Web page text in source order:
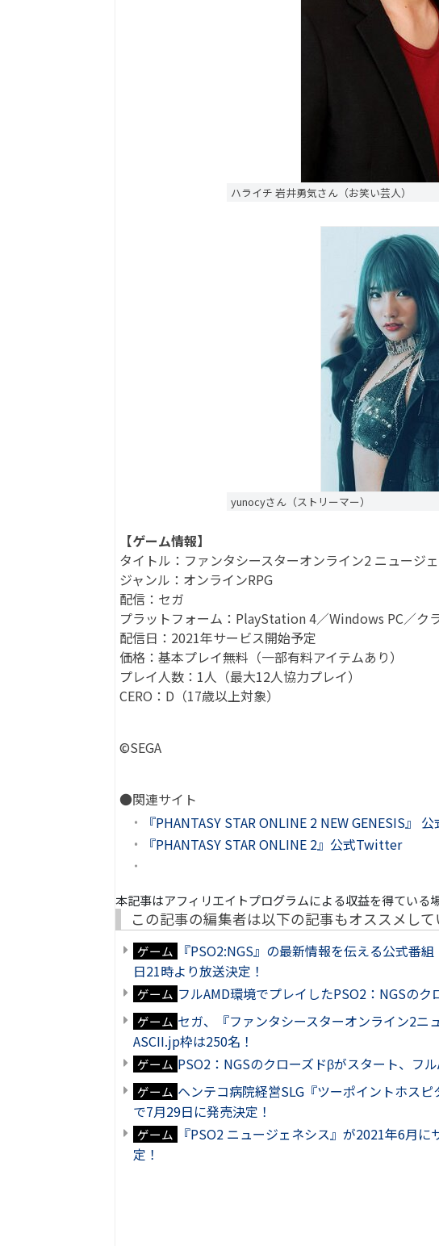
ハライチ 岩井勇気さん（お笑い芸人）
yunocyさん（ストリーマー）
【ゲーム情報】
タイトル：ファンタシースターオンライン2 ニュージ
ジャンル：オンラインRPG
配信：セガ
プラットフォーム：PlayStation 4／Windows PC／ク
配信日：2021年サービス開始予定
価格：基本プレイ無料（一部有料アイテムあり）
プレイ人数：1人（最大12人協力プレイ）
CERO：D（17歳以上対象）
©SEGA
●関連サイト
『PHANTASY STAR ONLINE 2 NEW GENESIS』
『PHANTASY STAR ONLINE 2』公式Twitter
本記事はアフィリエイトプログラムによる収益を得ている
この記事の編集者は以下の記事もオススメして
ゲーム
『PSO2:NGS』の最新情報を伝える公式番
日21時より放送決定！
ゲーム フルAMD環境でプレイしたPSO2：NGSの
ゲーム セガ、『ファンタシースターオンライン2ニ
ASCII.jp枠は250名！
ゲーム PSO2：NGSのクローズドβがスタート、フ
ゲーム ヘンテコ病院経営SLG『ツーポイントホス
で7月29日に発売決定！
ゲーム
『PSO2 ニュージェネシス』が2021年6月
定！